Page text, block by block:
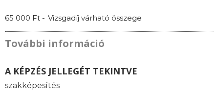
65 000 Ft - Vizsgadíj várható összege
További információ
A KÉPZÉS JELLEGÉT TEKINTVE
szakképesítés